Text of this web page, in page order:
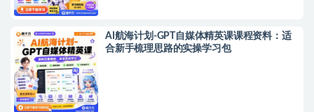
AI航海计划-GPT自媒体精英课课程资料：适
合新手梳理思路的实操学习包